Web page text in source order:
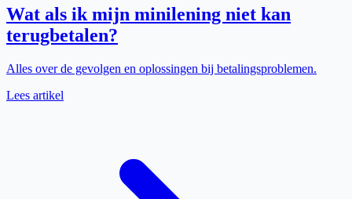
Wat als ik mijn minilening niet kan
terugbetalen?
Alles over de gevolgen en oplossingen bij betalingsproblemen.
Lees artikel